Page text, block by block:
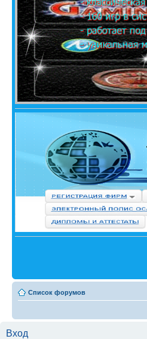
Список форумов
Вход